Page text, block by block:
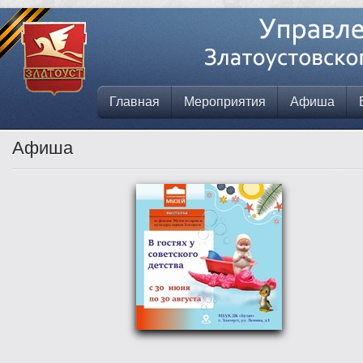
Главная Мероприятия Афиша
Афиша